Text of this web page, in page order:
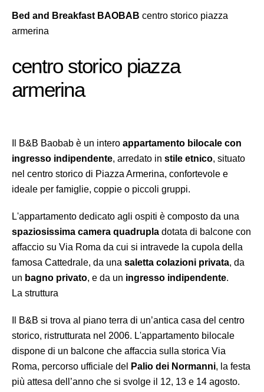
Bed and Breakfast BAOBAB centro storico piazza
armerina
centro storico piazza
armerina
Il B&B Baobab è un intero appartamento bilocale con
ingresso indipendente, arredato in stile etnico, situato
nel centro storico di Piazza Armerina, confortevole e
ideale per famiglie, coppie o piccoli gruppi.
L'appartamento dedicato agli ospiti è composto da una
spaziosissima camera quadrupla dotata di balcone con
affaccio su Via Roma da cui si intravede la cupola della
famosa Cattedrale, da una saletta colazioni privata, da
un bagno privato, e da un ingresso indipendente.
La struttura
Il B&B si trova al piano terra di un’antica casa del centro
storico, ristrutturata nel 2006. L'appartamento bilocale
dispone di un balcone che affaccia sulla storica Via
Roma, percorso ufficiale del
Palio dei Normanni, la festa
più attesa dell’anno che si svolge il 12, 13 e 14 agosto.